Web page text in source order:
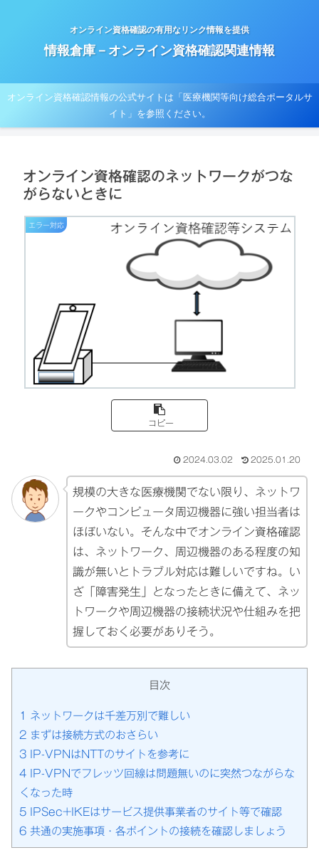
オンライン資格確認の有用なリンク情報を提供
情報倉庫－オンライン資格確認関連情報
オンライン資格確認情報の公式サイトは「医療機関等向け総合ポータルサ
イト」を参照ください。
オンライン資格確認のネットワークがつな
がらないときに
エラー対応
コピー
2024.03.02 2025.01.20
規模の大きな医療機関でない限り、ネットワ
ークやコンピュータ周辺機器に強い担当者は
ほぼいない。そんな中でオンライン資格確認
は、ネットワーク、周辺機器のある程度の知
識が無いとトラブル対応は難しいですね。い
ざ「障害発生」となったときに備えて、ネッ
トワークや周辺機器の接続状況や仕組みを把
握しておく必要がありそう。
目次
1
ネットワークは千差万別で難しい
2 まずは接続方式のおさらい
3 IP-VPNはNTTのサイトを参考に
4 IP-VPNでフレッツ回線は問題無いのに突然つながらな
くなった時
5 IPSec+IKEはサービス提供事業者のサイト等で確認
6 共通の実施事項・各ポイントの接続を確認しましょう